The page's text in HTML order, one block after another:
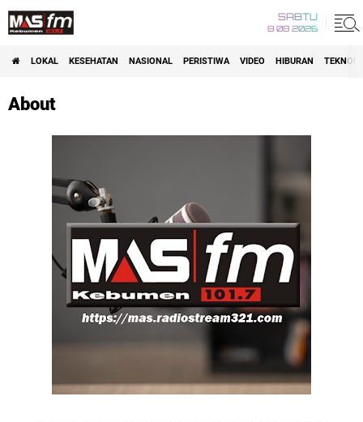
SABTU
8 08 2026
LOKAL KESEHATAN NASIONAL PERISTIWA VIDEO HIBURAN
About